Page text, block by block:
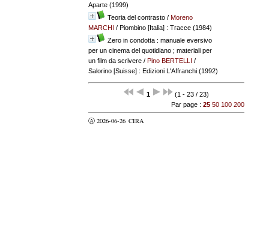
Aparte (1999)
Teoria del contrasto/ Moreno
MARCHI / Piombino [Italia] : Tracce (1984)
Zero in condotta : manuale eversivo
per un cinema del quotidiano ; materiali per
un film da scrivere/ Pino BERTELLI /
Salorino [Suisse] : Edizioni L'Affranchi (1992)
1
(1 - 23 / 23)
Par page : 25 50 100 200
Ⓐ 2026-06-26 CIRA